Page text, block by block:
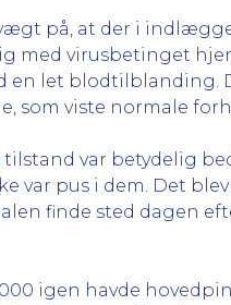
på, at der i
med virusbetinget
en let blodtilblanding.
som viste normale
tilstand var betydelig
pus i dem. Det blev
finde sted dagen
igen havde